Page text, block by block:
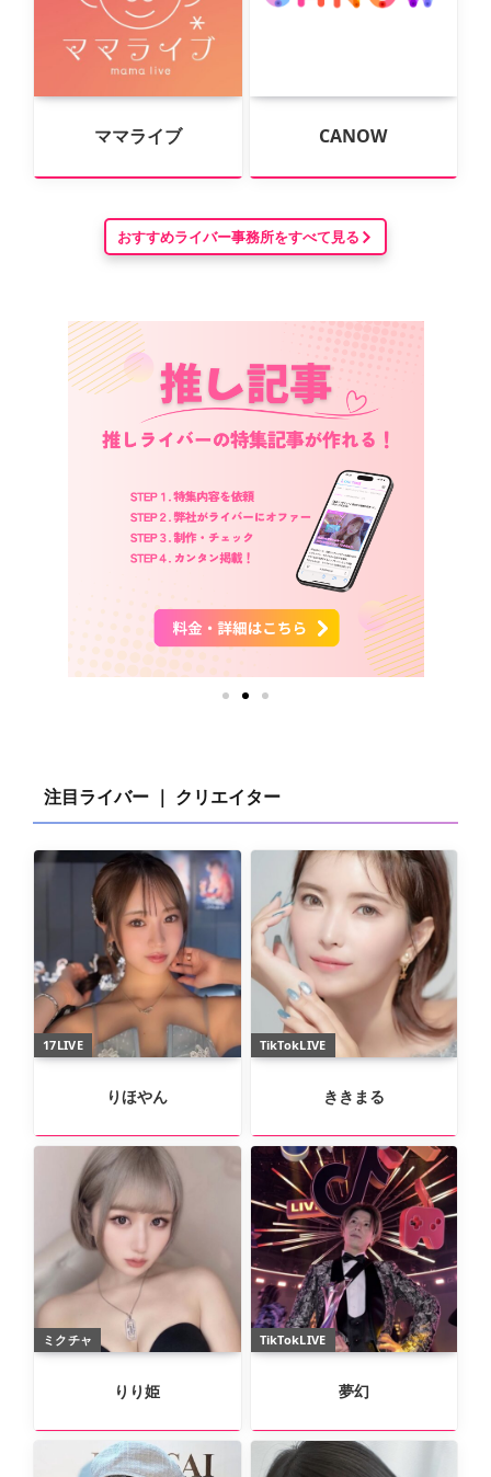
ママライブ CANOW
おすすめライバー事務所をすべて見る
注目ライバー ｜ クリエイター
17LIVE
りほやん
TikTokLIVE
ききまる
ミクチャ
りり姫
TikTokLIVE
夢幻